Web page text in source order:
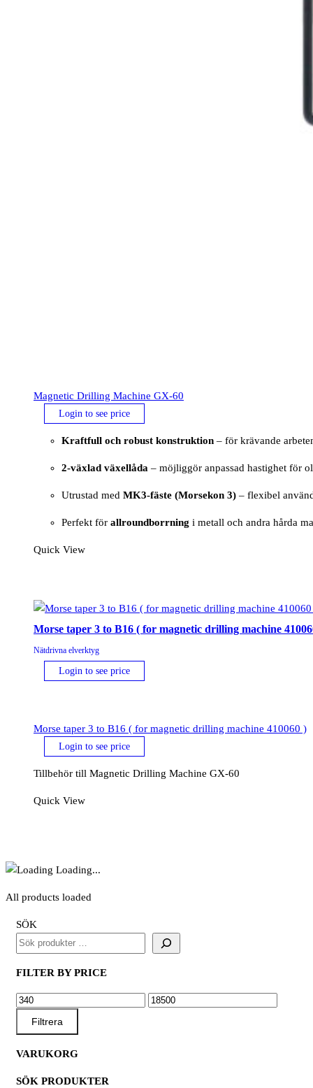
Magnetic Drilling Machine GX-60
Login to see price
Kraftfull och robust konstruktion – för krävande
2-växlad växellåda – möjliggör anpassad hastighet för
Utrustad med MK3-fäste (Morsekon 3) – flexibel
Perfekt för allroundborrning i metall och andra hårda
Quick View
Morse taper 3 to B16 ( for magnetic drilling machine
Nätdrivna elverktyg
Login to see price
Morse taper 3 to B16 ( for magnetic drilling machine 410060 )
Login to see price
Tillbehör till Magnetic Drilling Machine GX-60
Quick View
Loading...
All products loaded
SÖK
FILTER BY PRICE
MIN
PRIS
MAX
Filtrera
VARUKORG
SÖK PRODUKTER